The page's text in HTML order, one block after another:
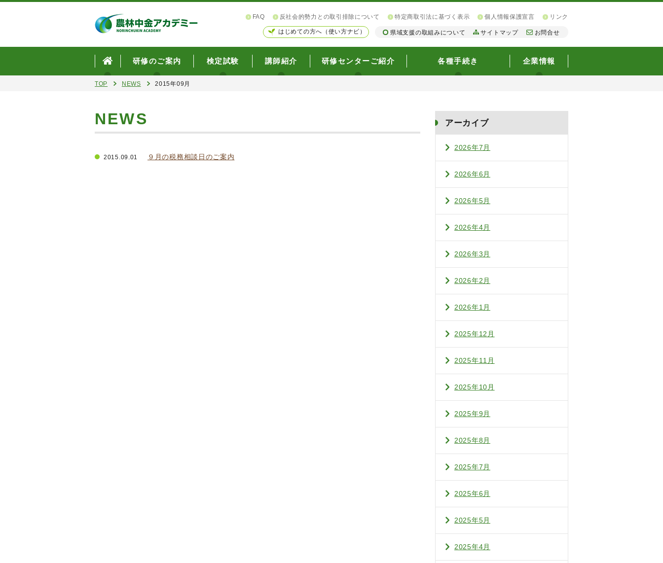
FAQ 反社会的勢力との取引排除について 特定商取引法に基づく表示 個人情報保護宣言 リンク
はじめての方へ（使い方ナビ） 県域支援の取組みについて サイトマップ お問合せ
研修のご案内 検定試験 講師紹介 研修センターご紹介 各種手続き 企業情報
TOP NEWS 2015年09月
NEWS
2015.09.01 ９月の税務相談日のご案内
アーカイブ
2026年7月
2026年6月
2026年5月
2026年4月
2026年3月
2026年2月
2026年1月
2025年12月
2025年11月
2025年10月
2025年9月
2025年8月
2025年7月
2025年6月
2025年5月
2025年4月